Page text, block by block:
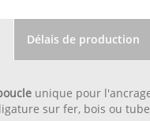
Délais de production
unique pour
sur fer, bois ou